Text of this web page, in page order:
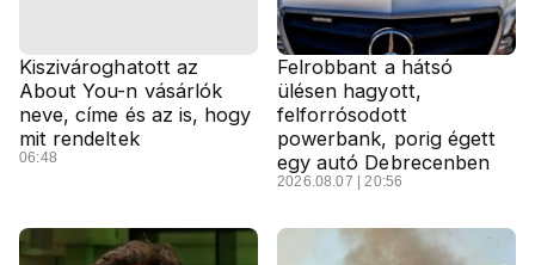
Kiszivároghatott az
About You-n vásárlók
neve, címe és az is, hogy
mit rendeltek
06:48
Felrobbant a hátsó
ülésen hagyott,
felforrósodott
powerbank, porig égett
egy autó Debrecenben
2026.08.07 | 20:56